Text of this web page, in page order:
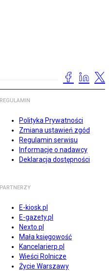
REGULAMIN
Polityka Prywatności
Zmiana ustawień zgód
Regulamin serwisu
Informacje o nadawcy
Deklaracja dostępności
PARTNERZY
E-kiosk.pl
E-gazety.pl
Nexto.pl
Mała księgowość
Kancelarierp.pl
Wieści Rolnicze
Życie Warszawy